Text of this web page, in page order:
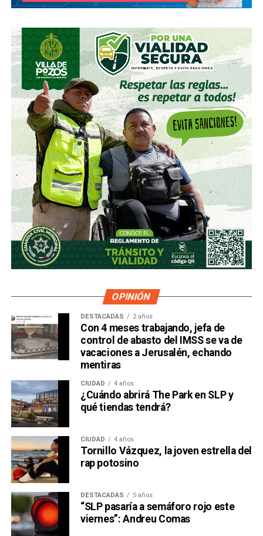
OPINIÓN
DESTACADAS 2 años
Con 4 meses trabajando, jefa de
control de abasto del IMSS se va de
vacaciones a Jerusalén, echando
mentiras
CIUDAD 4 años
¿Cuándo abrirá The Park en SLP y
qué tiendas tendrá?
CIUDAD 4 años
Tornillo Vázquez, la joven estrella del
rap potosino
DESTACADAS 5 años
“SLP pasaría a semáforo rojo este
viernes”: Andreu Comas